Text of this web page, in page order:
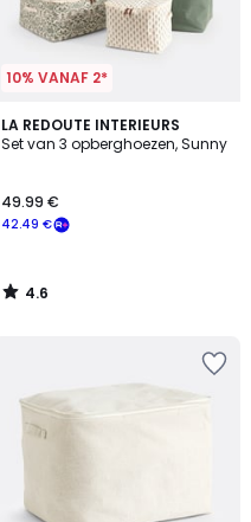
10% VANAF 2*
LA REDOUTE INTERIEURS
Set van 3 opberghoezen, Sunny
42.49 €
49.99 €
4.6
/ 5
4.6
/